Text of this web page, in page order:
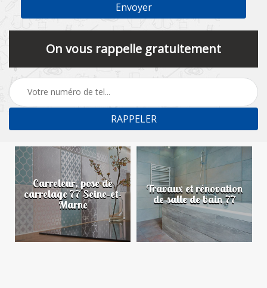
On vous rappelle gratuitement
Carreleur, pose de
carrelage 77 Seine-et-
Marne
Travaux et rénovation
de salle de bain 77